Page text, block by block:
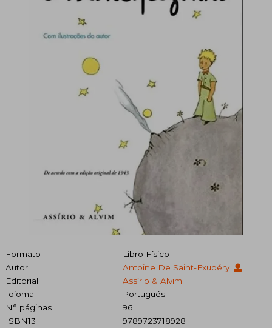
Formato
Libro Físico
Autor
Antoine De Saint-Exupéry
Editorial
Assírio & Alvim
Idioma
Portugués
N° páginas
96
ISBN13
9789723718928